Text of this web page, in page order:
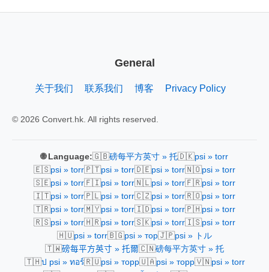
General
关于我们 联系我们 博客 Privacy Policy
© 2026 Convert.hk. All rights reserved.
🌐 Language:🇬🇧磅每平方英寸 » 托🇩🇰psi » torr
🇪🇸psi » torr🇵🇹psi » torr🇩🇪psi » torr🇳🇴psi » torr
🇸🇪psi » torr🇫🇮psi » torr🇳🇱psi » torr🇫🇷psi » torr
🇮🇹psi » torr🇵🇱psi » torr🇨🇿psi » torr🇷🇴psi » torr
🇹🇷psi » torr🇲🇾psi » torr🇮🇩psi » torr🇵🇭psi » torr
🇷🇸psi » torr🇭🇷psi » torr🇸🇰psi » torr🇮🇸psi » torr
🇭🇺psi » torr🇧🇬psi » тор🇯🇵psi » トル
🇹🇼磅每平方英寸 » 托爾🇨🇳磅每平方英寸 » 托
🇹🇭ป psi » ทอร์🇷🇺psi » торр🇺🇦psi » торр🇻🇳psi » torr